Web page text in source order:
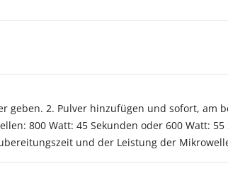
geben. 2. Pulver hinzufügen und sofort,
800 Watt: 45 Sekunden oder 600 Watt:
und der Leistung der